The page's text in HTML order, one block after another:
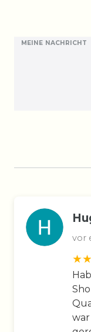
MEINE NACHRICHT
vor